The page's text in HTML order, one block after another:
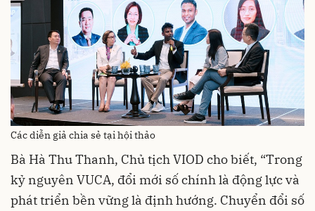
Các diễn giả chia sẻ tại hội thảo
Bà Hà Thu Thanh, Chủ tịch VIOD cho biết, “Trong
kỷ nguyên VUCA, đổi mới số chính là động lực và
phát triển bền vững là định hướng. Chuyển đổi số